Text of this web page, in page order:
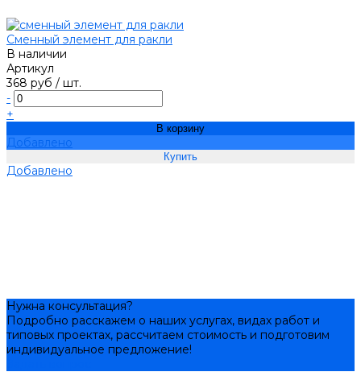
Сменный элемент для ракли
В наличии
Артикул
368 руб / шт.
-
+
В корзину
Добавлено
Добавлено
Нужна консультация?
Подробно расскажем о наших услугах, видах работ и
типовых проектах, рассчитаем стоимость и подготовим
индивидуальное предложение!